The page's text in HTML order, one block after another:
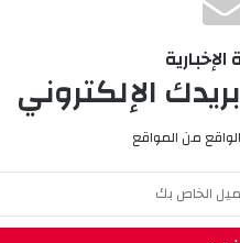
الإلكتروني
من المواقع